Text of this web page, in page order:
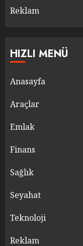
Reklam
HIZLI MENÜ
Anasayfa
Araçlar
Emlak
Finans
Sağlık
Seyahat
Teknoloji
Reklam